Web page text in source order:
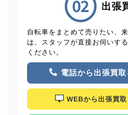
出張
自転車をまとめて売りたい、
は、スタッフが直接お伺いす
ください。
電話から出張買
WEBから出張買